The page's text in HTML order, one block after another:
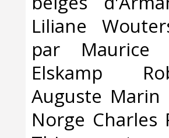
Liliane
par Maurice
Elskamp
Auguste
Norge Charles